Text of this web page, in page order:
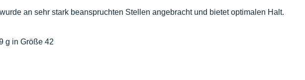
an sehr stark beanspruchten Stellen angebracht und bietet optimalen Halt.
g in Größe 42